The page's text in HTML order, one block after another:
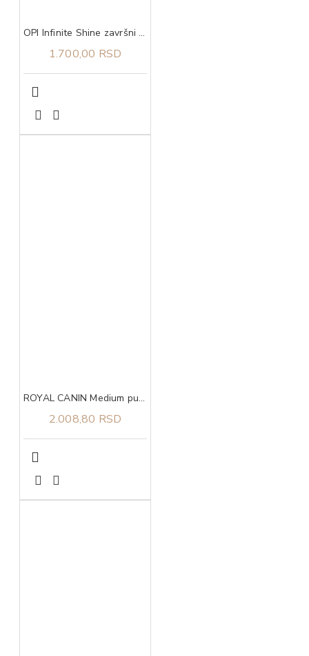
OPI Infinite Shine završni sloj za lak
1.700,00 RSD
ROYAL CANIN Medium puppy 10x140gr
2.008,80 RSD